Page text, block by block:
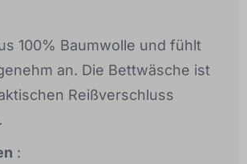
100% Baumwolle und fühlt
an. Die Bettwäsche ist
Reißverschluss
: